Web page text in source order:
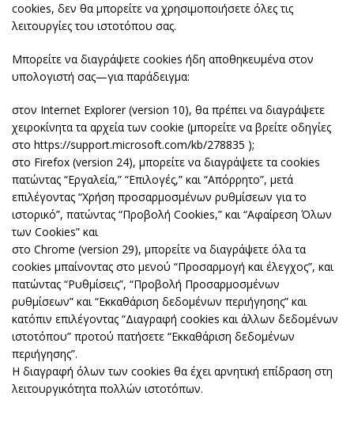
cookies, δεν θα μπορείτε να χρησιμοποιήσετε όλες τις
λειτουργίες του ιστοτόπου σας.
Μπορείτε να διαγράψετε cookies ήδη αποθηκευμένα στον
υπολογιστή σας—για παράδειγμα:
στον Internet Explorer (version 10), θα πρέπει να διαγράψετε
χειροκίνητα τα αρχεία των cookie (μπορείτε να βρείτε οδηγίες
στο https://support.microsoft.com/kb/278835 );
στο Firefox (version 24), μπορείτε να διαγράψετε τα cookies
πατώντας “Εργαλεία,” “Επιλογές,” και “Απόρρητο”, μετά
επιλέγοντας “Χρήση προσαρμοσμένων ρυθμίσεων για το
ιστορικό”, πατώντας “Προβολή Cookies,” και “Αφαίρεση Όλων
των Cookies” και
στο Chrome (version 29), μπορείτε να διαγράψετε όλα τα
cookies μπαίνοντας στο μενού “Προσαρμογή και έλεγχος”, και
πατώντας “Ρυθμίσεις”, “Προβολή Προσαρμοσμένων
ρυθμίσεων” και “Εκκαθάριση δεδομένων περιήγησης” και
κατόπιν επιλέγοντας “Διαγραφή cookies και άλλων δεδομένων
ιστοτόπου” προτού πατήσετε “Εκκαθάριση δεδομένων
περιήγησης”.
Η διαγραφή όλων των cookies θα έχει αρνητική επίδραση στη
λειτουργικότητα πολλών ιστοτόπων.